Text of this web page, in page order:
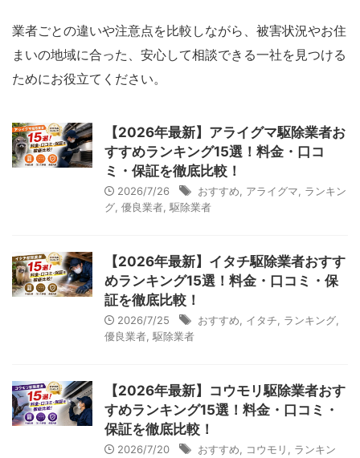
業者ごとの違いや注意点を比較しながら、被害状況やお住
まいの地域に合った、安心して相談できる一社を見つける
ためにお役立てください。
【2026年最新】アライグマ駆除業者お
すすめランキング15選！料金・口コ
ミ・保証を徹底比較！
2026/7/26 おすすめ アライグマ
ランキン
グ 優良業者 駆除業者
【2026年最新】イタチ駆除業者おすす
めランキング15選！料金・口コミ・保
証を徹底比較！
2026/7/25 おすすめ イタチ ランキング
優良業者 駆除業者
【2026年最新】コウモリ駆除業者おす
すめランキング15選！料金・口コミ・
保証を徹底比較！
2026/7/20 おすすめ コウモリ
ランキン